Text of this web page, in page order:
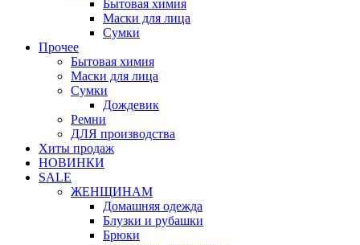
Бытовая химия
Маски для лица
Сумки
Прочее
Бытовая химия
Маски для лица
Сумки
Дождевик
Ремни
ДЛЯ производства
Хиты продаж
НОВИНКИ
SALE
ЖЕНЩИНАМ
Домашняя одежда
Блузки и рубашки
Брюки